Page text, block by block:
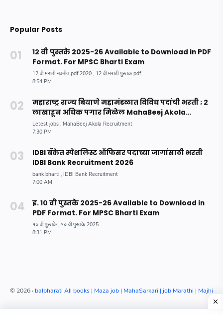
Popular Posts
१२ वी पुस्तके 2025-26 Available to Download in PDF
Format. For MPSC Bharti Exam
महाराष्ट्र राज्य बियाणे महामंडळात विविध पदांची भरती ; 2
लाखाहून अधिक पगार मिळेल MahaBeej Akola
Recruitment 2023
IDBI बँकेत स्पेशलिस्ट ऑफिसर पदाच्या जागांसाठी भरती
IDBI Bank Recruitment 2026
इ. १० वी पुस्तके 2025-26 Available to Download in
PDF Format. For MPSC Bharti Exam
© 2026 ‧ balbharati All books | Maza job | MahaSarkari | job Marathi |